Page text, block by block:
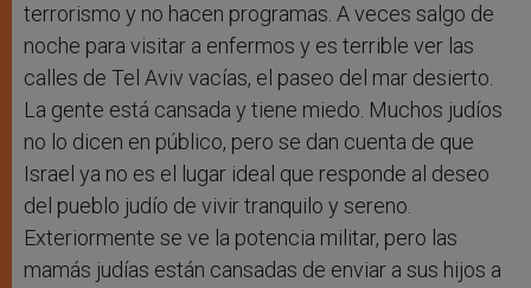
terrorismo y no hacen programas. A veces salgo de
noche para visitar a enfermos y es terrible ver las
calles de Tel Aviv vacías, el paseo del mar desierto.
La gente está cansada y tiene miedo. Muchos judíos
no lo dicen en público, pero se dan cuenta de que
Israel ya no es el lugar ideal que responde al deseo
del pueblo judío de vivir tranquilo y sereno.
Exteriormente se ve la potencia militar, pero las
mamás judías están cansadas de enviar a sus hijos a